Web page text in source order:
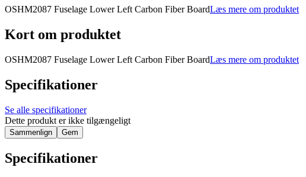
OSHM2087 Fuselage Lower Left Carbon Fiber BoardLæs mere om produktet
Kort om produktet
OSHM2087 Fuselage Lower Left Carbon Fiber BoardLæs mere om produktet
Specifikationer
Se alle specifikationer
Dette produkt er ikke tilgængeligt
Sammenlign Gem
Specifikationer